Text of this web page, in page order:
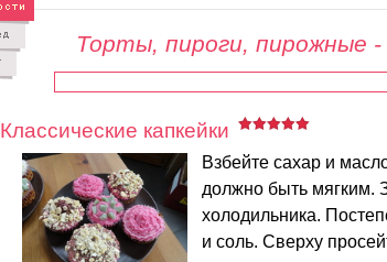
Торты, пироги, пирожные -
Классические капкейки
Взбейте сахар и
должно быть мягким.
холодильника.
и соль. Сверху